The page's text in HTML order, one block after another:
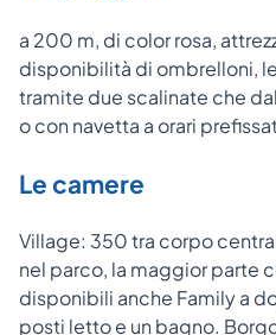
a 200 m, di color rosa,
disponibilità di ombrelloni,
tramite due scalinate che
o con navetta a orari
Le camere
Village: 350 tra corpo
nel parco, la maggior parte
disponibili anche Family a
posti letto e un bagno.